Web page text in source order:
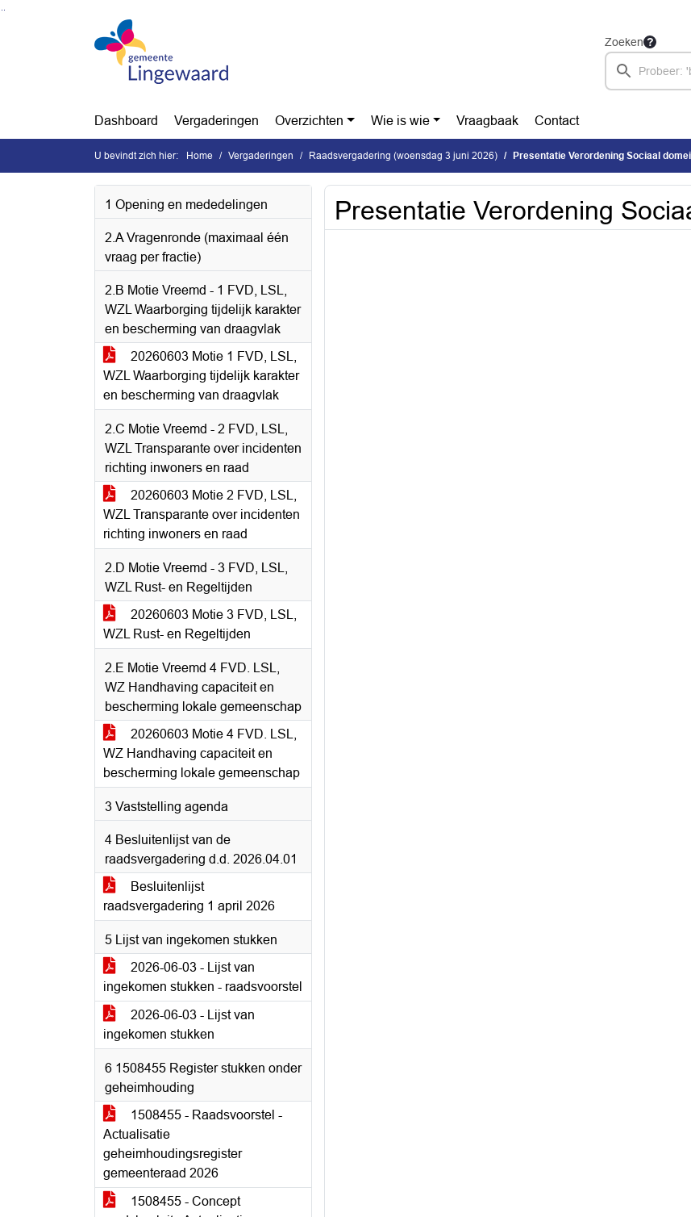
Ga naar de inhoud van deze pagina
Zoeken
Dashboard Vergaderingen Overzichten Wie is wie Vraagbaak Contact
U bevindt zich hier: Home Vergaderingen Raadsvergadering (woensdag 3 juni 2026) Presentatie Verordening Sociaal
1 Opening en mededelingen
2.A Vragenronde (maximaal één
vraag per fractie)
2.B Motie Vreemd - 1 FVD, LSL,
WZL Waarborging tijdelijk karakter
en bescherming van draagvlak
20260603 Motie 1 FVD, LSL,
WZL Waarborging tijdelijk karakter
en bescherming van draagvlak
2.C Motie Vreemd - 2 FVD, LSL,
WZL Transparante over incidenten
richting inwoners en raad
20260603 Motie 2 FVD, LSL,
WZL Transparante over incidenten
richting inwoners en raad
2.D Motie Vreemd - 3 FVD, LSL,
WZL Rust- en Regeltijden
20260603 Motie 3 FVD, LSL,
WZL Rust- en Regeltijden
2.E Motie Vreemd 4 FVD. LSL,
WZ Handhaving capaciteit en
bescherming lokale gemeenschap
20260603 Motie 4 FVD. LSL,
WZ Handhaving capaciteit en
bescherming lokale gemeenschap
3 Vaststelling agenda
4 Besluitenlijst van de
raadsvergadering d.d. 2026.04.01
Besluitenlijst
raadsvergadering 1 april 2026
5 Lijst van ingekomen stukken
2026-06-03 - Lijst van
ingekomen stukken - raadsvoorstel
2026-06-03 - Lijst van
ingekomen stukken
6 1508455 Register stukken onder
geheimhouding
1508455 - Raadsvoorstel -
Actualisatie
geheimhoudingsregister
gemeenteraad 2026
1508455 - Concept
Presentatie Verordening